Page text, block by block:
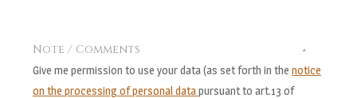
Note / Comments
Give me permission to use your data (as set forth in the notice
on the processing of personal datapursuant to art.13 of